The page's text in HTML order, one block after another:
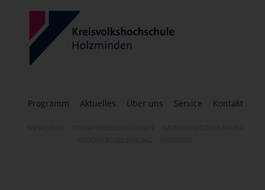
Programm Aktuelles Über uns Service Kontakt